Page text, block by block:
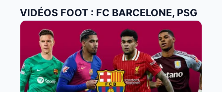
VIDÉOS FOOT : FC BARCELONE, PSG